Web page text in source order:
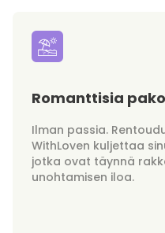
Romanttisia
Ilman passia.
WithLoven kuljettaa
jotka ovat täynnä
unohtamisen iloa.